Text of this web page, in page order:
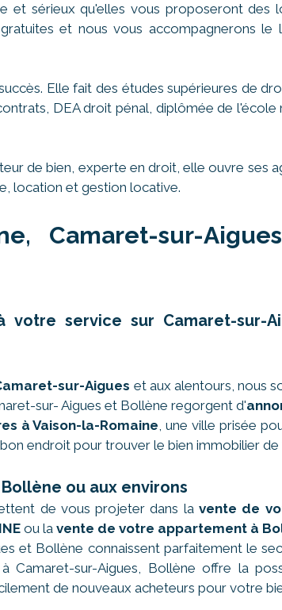
sérieux qu'elles vous proposeront des
et nous vous accompagnerons
Elle fait des études supérieures de
DEA droit pénal, diplômée de
de bien, experte en droit, elle ouvre ses
location et gestion locative.
Camaret-sur-
service sur Camaret-sur-
sur-Aigues et aux alentours, nous
sur- Aigues et Bollène regorgent d'
à Vaison-la-Romaine, une ville prisée
endroit pour trouver le bien immobilier
ou aux environs
de vous projeter dans lavente de
ou la vente de votre appartement à
et Bollène connaissent parfaitement le
Camaret-sur-Aigues, Bollène offre la
de nouveaux acheteurs pour votre